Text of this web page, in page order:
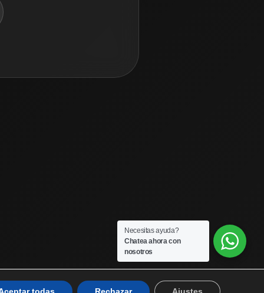
Necesitas ayuda?
Chatea ahora con
nosotros